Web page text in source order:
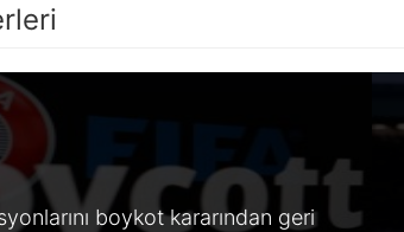
boykot kararından geri